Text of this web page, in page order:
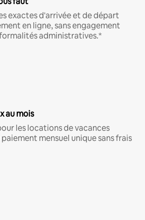
exactes d'arrivée et de départ
en ligne, sans engagement
administratives.*
au mois
les locations de vacances
mensuel unique sans frais